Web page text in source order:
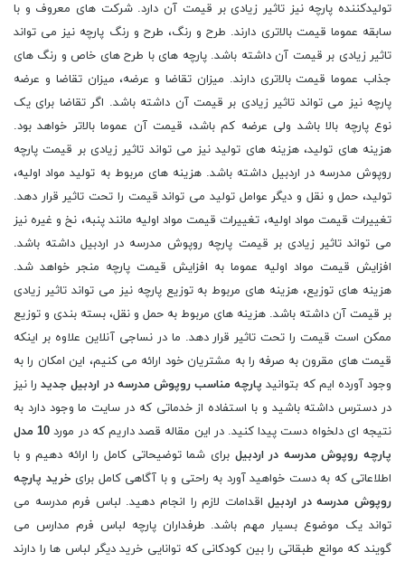
تولیدکننده پارچه نیز تاثیر زیادی بر قیمت آن دارد. شرکت های معروف و با
سابقه عموما قیمت بالاتری دارند. طرح و رنگ، طرح و رنگ پارچه نیز می تواند
تاثیر زیادی بر قیمت آن داشته باشد. پارچه های با طرح های خاص و رنگ های
جذاب عموما قیمت بالاتری دارند. میزان تقاضا و عرضه، میزان تقاضا و عرضه
پارچه نیز می تواند تاثیر زیادی بر قیمت آن داشته باشد. اگر تقاضا برای یک
نوع پارچه بالا باشد ولی عرضه کم باشد، قیمت آن عموما بالاتر خواهد بود.
هزینه های تولید، هزینه های تولید نیز می تواند تاثیر زیادی بر قیمت پارچه
روپوش مدرسه در اردبیل داشته باشد. هزینه های مربوط به تولید مواد اولیه،
تولید، حمل و نقل و دیگر عوامل تولید می تواند قیمت را تحت تاثیر قرار دهد.
تغییرات قیمت مواد اولیه، تغییرات قیمت مواد اولیه مانند پنبه، نخ و غیره نیز
می تواند تاثیر زیادی بر قیمت پارچه روپوش مدرسه در اردبیل داشته باشد.
افزایش قیمت مواد اولیه عموما به افزایش قیمت پارچه منجر خواهد شد.
هزینه های توزیع، هزینه های مربوط به توزیع پارچه نیز می تواند تاثیر زیادی
بر قیمت آن داشته باشد. هزینه های مربوط به حمل و نقل، بسته بندی و توزیع
ممکن است قیمت را تحت تاثیر قرار دهد. ما در نساجی آنلاین علاوه بر اینکه
قیمت های مقرون به صرفه را به مشتریان خود ارائه می کنیم، این امکان را به
وجود آورده ایم که بتوانیدپارچه مناسب روپوش مدرسه در اردبیل جدیدرا نیز
در دسترس داشته باشید و با استفاده از خدماتی که در سایت ما وجود دارد به
نتیجه ای دلخواه دست پیدا کنید. در این مقاله قصد داریم که در مورد
10 مدل
پارچه روپوش مدرسه در اردبیل برای شما توضیحاتی کامل را ارائه دهیم و با
اطلاعاتی که به دست خواهید آورد به راحتی و با آگاهی کامل برای خرید پارچه
روپوش مدرسه در اردبیل اقدامات لازم را انجام دهید. لباس فرم مدرسه می
تواند یک موضوع بسیار مهم باشد. طرفداران پارچه لباس فرم مدارس می
گویند که موانع طبقاتی را بین کودکانی که توانایی خرید دیگر لباس ها را دارند